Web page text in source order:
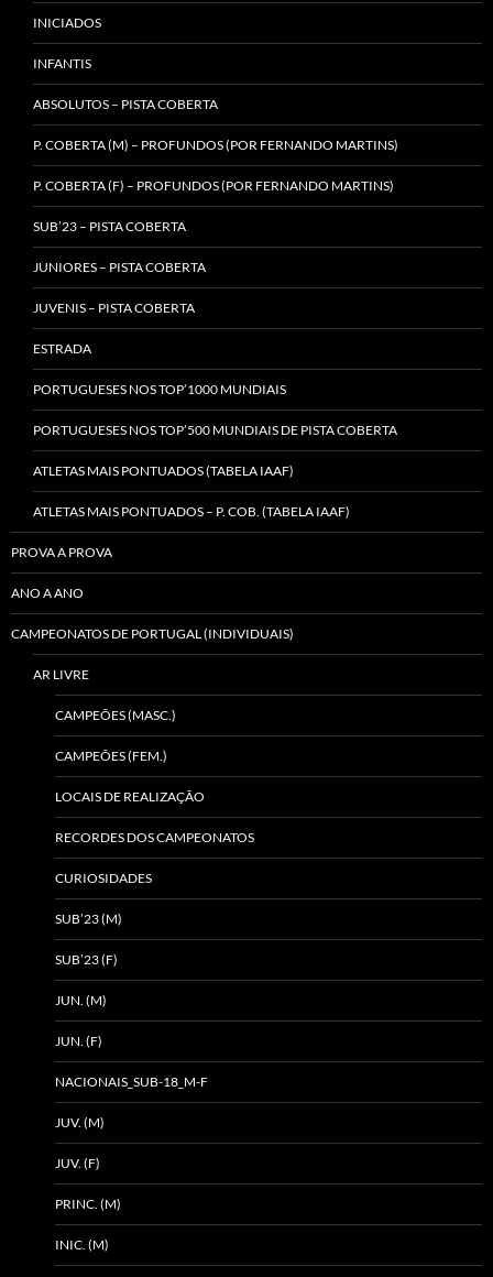
INICIADOS
INFANTIS
ABSOLUTOS – PISTA COBERTA
P. COBERTA (M) – PROFUNDOS (POR FERNANDO MARTINS)
P. COBERTA (F) – PROFUNDOS (POR FERNANDO MARTINS)
SUB’23 – PISTA COBERTA
JUNIORES – PISTA COBERTA
JUVENIS – PISTA COBERTA
ESTRADA
PORTUGUESES NOS TOP’1000 MUNDIAIS
PORTUGUESES NOS TOP’500 MUNDIAIS DE PISTA COBERTA
ATLETAS MAIS PONTUADOS (TABELA IAAF)
ATLETAS MAIS PONTUADOS – P. COB. (TABELA IAAF)
PROVA A PROVA
ANO A ANO
CAMPEONATOS DE PORTUGAL (INDIVIDUAIS)
AR LIVRE
CAMPEÕES (MASC.)
CAMPEÕES (FEM.)
LOCAIS DE REALIZAÇÃO
RECORDES DOS CAMPEONATOS
CURIOSIDADES
SUB’23 (M)
SUB’23 (F)
JUN. (M)
JUN. (F)
NACIONAIS_SUB-18_M-F
JUV. (M)
JUV. (F)
PRINC. (M)
INIC. (M)